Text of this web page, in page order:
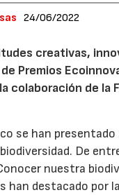
24/06/2022
creativas,
Premios
colaboración de la
se han
De
nuestra
han destacado por